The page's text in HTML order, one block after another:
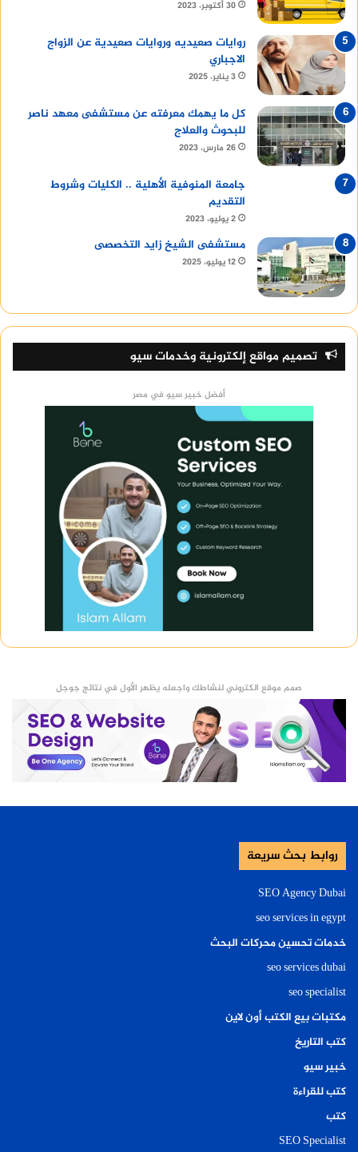
30 أكتوبر، 2023
روايات صعيديه وروايات صعيدية عن الزواج
الاجباري
3 يناير، 2025
كل ما يهمك معرفته عن مستشفى معهد ناصر
للبحوث والعلاج
26 مارس، 2023
جامعة المنوفية الأهلية .. الكليات وشروط
التقديم
2 يوليو، 2023
مستشفى الشيخ زايد التخصصى
12 يوليو، 2025
تصميم مواقع إلكترونية وخدمات سيو
أفضل خبير سيو في مصر
صمم موقع الكتروني لنشاطك واجعله يظهر الأول في نتائج جوجل
روابط بحث سريعة
SEO Agency Dubai
seo services in egypt
خدمات تحسين محركات البحث
seo services dubai
seo specialist
مكتبات بيع الكتب أون لاين
كتب التاريخ
خبير سيو
كتب للقراءة
كتب
SEO Specialist